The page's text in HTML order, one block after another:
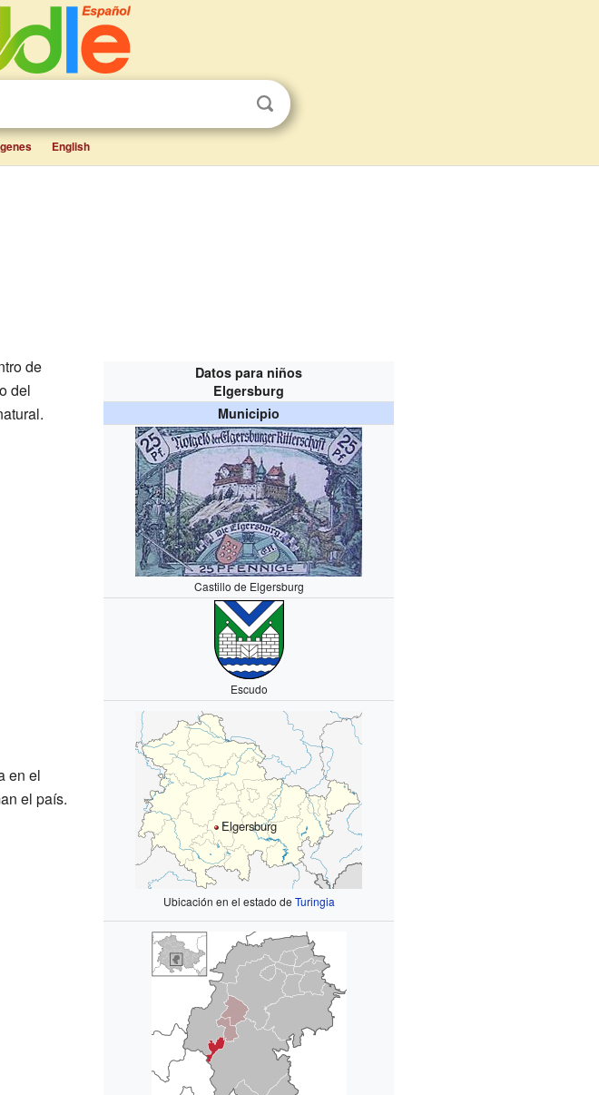
English
Datos para niños
Elgersburg
Municipio
Castillo de Elgersburg
Escudo
Elgersburg
Ubicación en el estado de Turingia
de
del
en el
el país.